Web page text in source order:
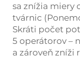
sa znížia miery
tvárnic
Skráti počet
5 operátorov –
a zároveň zníži